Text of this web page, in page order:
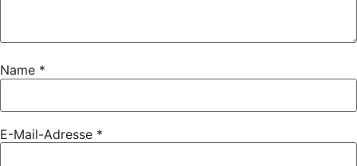
Name *
E-Mail-Adresse *